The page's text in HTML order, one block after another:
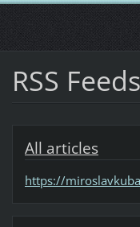
RSS Feeds
All articles
https://